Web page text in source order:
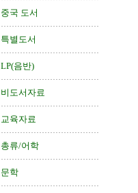
중국 도서
특별도서
LP(음반)
비도서자료
교육자료
총류/어학
문학